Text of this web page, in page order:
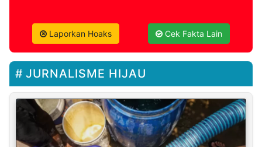
Laporkan Hoaks Cek Fakta Lain
JURNALISME HIJAU